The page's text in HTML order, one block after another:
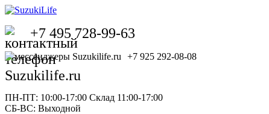
+7 495 728-99-63
+7 925 292-08-08
ПН-ПТ: 10:00-17:00 Склад 11:00-17:00
СБ-ВС: Выходной